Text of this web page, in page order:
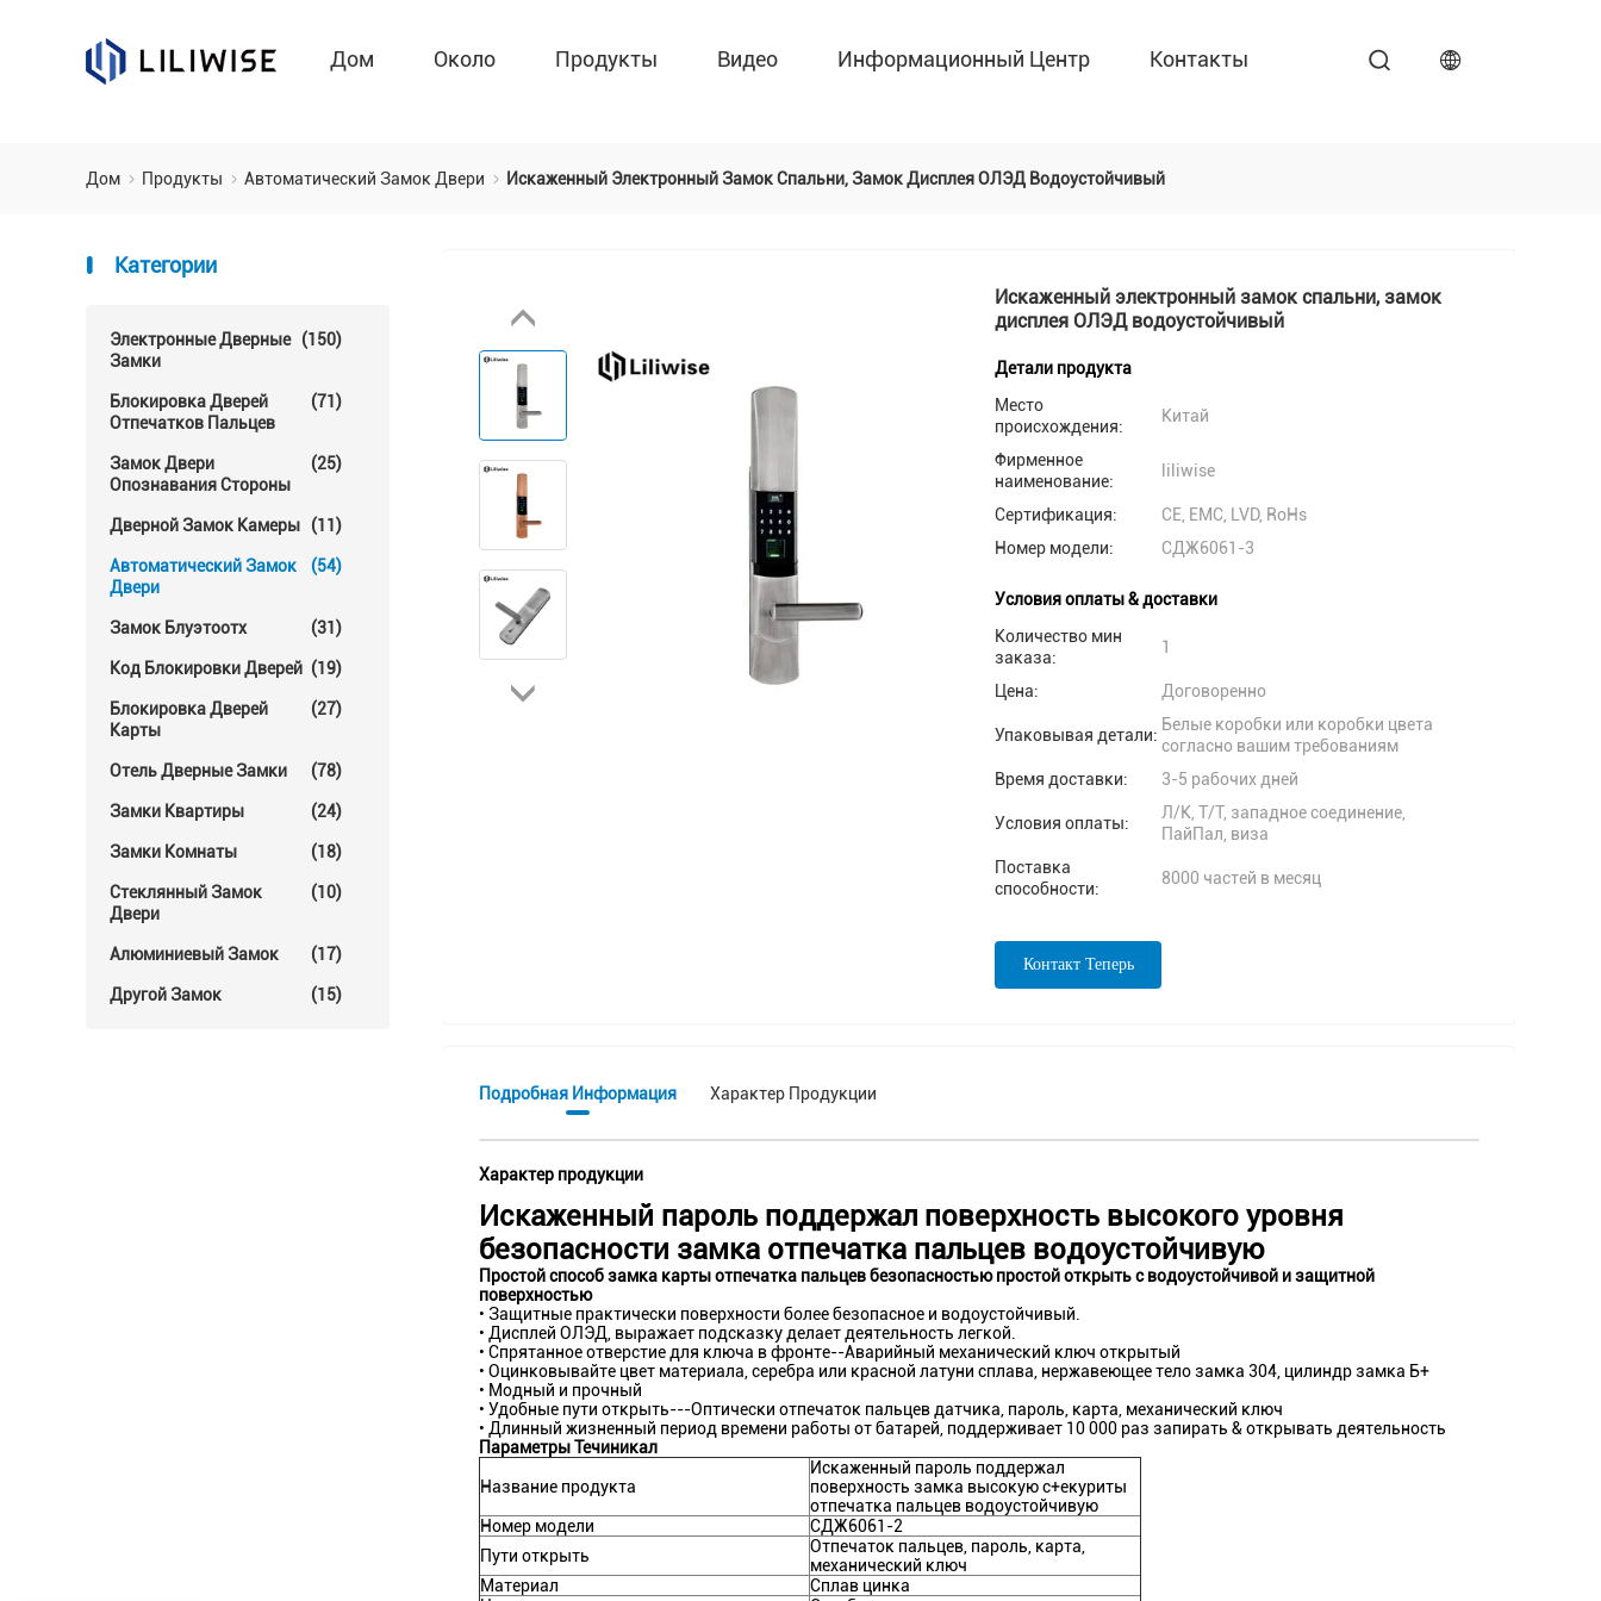
Дом Около Продукты Видео Информационный Центр Контакты
Дом Продукты Автоматический Замок Двери Искаженный Электронный Замок Спальни, Замок Дисплея ОЛЭД Водоустойчивый
Категории
Электронные Дверные
Замки
(150)
Блокировка Дверей
Отпечатков Пальцев
(71)
Замок Двери
Опознавания Стороны
(25)
Дверной Замок Камеры (11)
Автоматический Замок
Двери
(54)
Замок Блуэтоотх (31)
Код Блокировки Дверей (19)
Блокировка Дверей
Карты
(27)
Отель Дверные Замки (78)
Замки Квартиры (24)
Замки Комнаты (18)
Стеклянный Замок
Двери
(10)
Алюминиевый Замок (17)
Другой Замок (15)
Искаженный электронный замок спальни, замок
дисплея ОЛЭД водоустойчивый
Детали продукта
Место
происхождения:
Китай
Фирменное
наименование:
liliwise
Сертификация:
CE, EMC, LVD, RoHs
Номер модели:
СДЖ6061-3
Условия оплаты & доставки
Количество мин
заказа:
1
Цена: Договоренно
Упаковывая детали:
Белые коробки или коробки цвета
согласно вашим требованиям
Время доставки:
3-5 рабочих дней
Условия оплаты:
Л/К, Т/Т, западное соединение,
ПайПал, виза
Поставка
способности:
8000 частей в месяц
Контакт Теперь
Подробная Информация Характер Продукции
Характер продукции
Искаженный пароль поддержал поверхность высокого уровня
безопасности замка отпечатка пальцев водоустойчивую
Простой способ замка карты отпечатка пальцев безопасностью простой открыть с водоустойчивой и защитной
поверхностью
• Защитные практически поверхности более безопасное и водоустойчивый.
• Дисплей ОЛЭД, выражает подсказку делает деятельность легкой.
• Спрятанное отверстие для ключа в фронте--Аварийный механический ключ открытый
• Оцинковывайте цвет материала, серебра или красной латуни сплава, нержавеющее тело замка 304, цилиндр замка Б+
• Модный и прочный
• Удобные пути открыть---Оптически отпечаток пальцев датчика, пароль, карта, механический ключ
• Длинный жизненный период времени работы от батарей, поддерживает 10 000 раз запирать & открывать деятельность
Параметры Течиникал
Название продукта
Искаженный пароль поддержал
поверхность замка высокую с+екуриты
отпечатка пальцев водоустойчивую
Номер модели
СДЖ6061-2
Пути открыть
Отпечаток пальцев, пароль, карта,
механический ключ
Материал
Сплав цинка